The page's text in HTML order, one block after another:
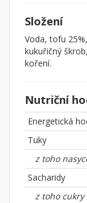
Složení
Voda, tofu
kukuřičný
koření.
Nutriční
Energetická
Tuky
z toho
Sacharidy
z toho cukry